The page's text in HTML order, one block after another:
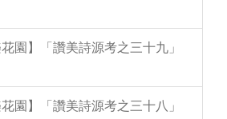
園】「讚美詩源考之三十九」
園】「讚美詩源考之三十八」